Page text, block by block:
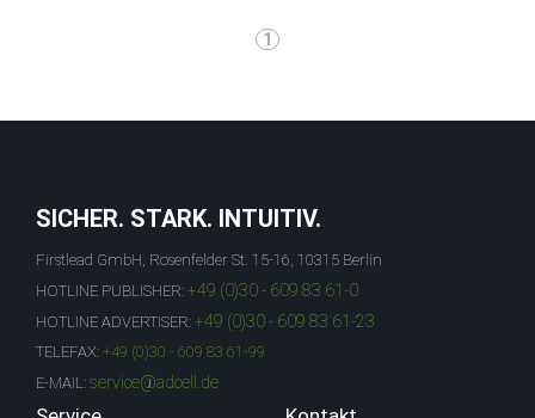
1
SICHER. STARK. INTUITIV.
Firstlead GmbH, Rosenfelder St. 15-16, 10315 Berlin
HOTLINE PUBLISHER: +49 (0)30 - 609 83 61-0
HOTLINE ADVERTISER: +49 (0)30 - 609 83 61-23
TELEFAX: +49 (0)30 - 609 83 61-99
E-MAIL: service@adcell.de